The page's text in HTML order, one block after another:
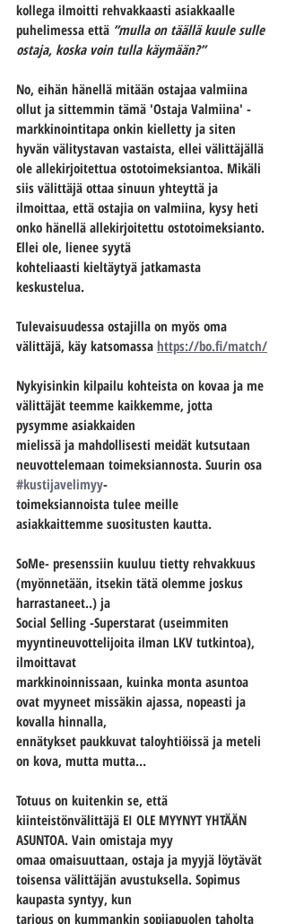
kollega ilmoitti rehvakkaasti asiakkaalle
puhelimessa että ”mulla on täällä kuule sulle
ostaja, koska voin tulla käymään?”
No, eihän hänellä mitään ostajaa valmiina
ollut ja sittemmin tämä 'Ostaja Valmiina' -
markkinointitapa onkin kielletty ja siten
hyvän välitystavan vastaista, ellei välittäjällä
ole allekirjoitettua ostotoimeksiantoa. Mikäli
siis välittäjä ottaa sinuun yhteyttä ja
ilmoittaa, että ostajia on valmiina, kysy heti
onko hänellä allekirjoitettu ostotoimeksianto.
Ellei ole, lienee syytä
kohteliaasti kieltäytyä jatkamasta
keskustelua.
Tulevaisuudessa ostajilla on myös oma
välittäjä, käy katsomassa https://bo.fi/match/
Nykyisinkin kilpailu kohteista on kovaa ja me
välittäjät teemme kaikkemme, jotta
pysymme asiakkaiden
mielissä ja mahdollisesti meidät kutsutaan
neuvottelemaan toimeksiannosta. Suurin osa
#kustijavelimyy-
toimeksiannoista tulee meille
asiakkaittemme suositusten kautta.
SoMe- presenssiin kuuluu tietty rehvakkuus
(myönnetään, itsekin tätä olemme joskus
harrastaneet..) ja
Social Selling -Superstarat (useimmiten
myyntineuvottelijoita ilman LKV tutkintoa),
ilmoittavat
markkinoinnissaan, kuinka monta asuntoa
ovat myyneet missäkin ajassa, nopeasti ja
kovalla hinnalla,
ennätykset paukkuvat taloyhtiöissä ja meteli
on kova, mutta mutta…
Totuus on kuitenkin se, että
kiinteistönvälittäjä EI OLE MYYNYT YHTÄÄN
ASUNTOA. Vain omistaja myy
omaa omaisuuttaan, ostaja ja myyjä löytävät
toisensa välittäjän avustuksella. Sopimus
kaupasta syntyy, kun
tarjous on kummankin sopijapuolen taholta